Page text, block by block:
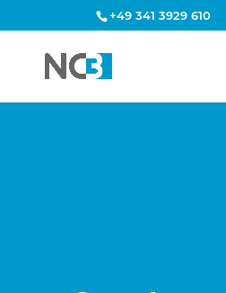
+49 341 3929 610